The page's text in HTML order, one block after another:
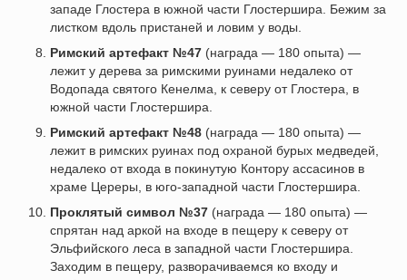
западе Глостера в южной части Глостершира. Бежим за
листком вдоль пристаней и ловим у воды.
Римский артефакт №47 (награда — 180 опыта) —
лежит у дерева за римскими руинами недалеко от
Водопада святого Кенелма, к северу от Глостера, в
южной части Глостершира.
Римский артефакт №48 (награда — 180 опыта) —
лежит в римских руинах под охраной бурых медведей,
недалеко от входа в покинутую Контору ассасинов в
храме Цереры, в юго-западной части Глостершира.
Проклятый символ №37 (награда — 180 опыта) —
спрятан над аркой на входе в пещеру к северу от
Эльфийского леса в западной части Глостершира.
Заходим в пещеру, разворачиваемся ко входу и